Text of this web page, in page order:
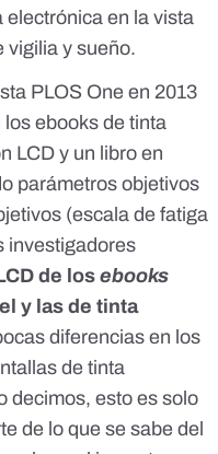
electrónica en la vista
vigilia y sueño.
PLOS One en 2013
ebooks de tinta
LCD y un libro en
parámetros objetivos
(escala de fatiga
investigadores
de losebooks
y las de tinta
diferencias en los
de tinta
decimos, esto es solo
de lo que se sabe del